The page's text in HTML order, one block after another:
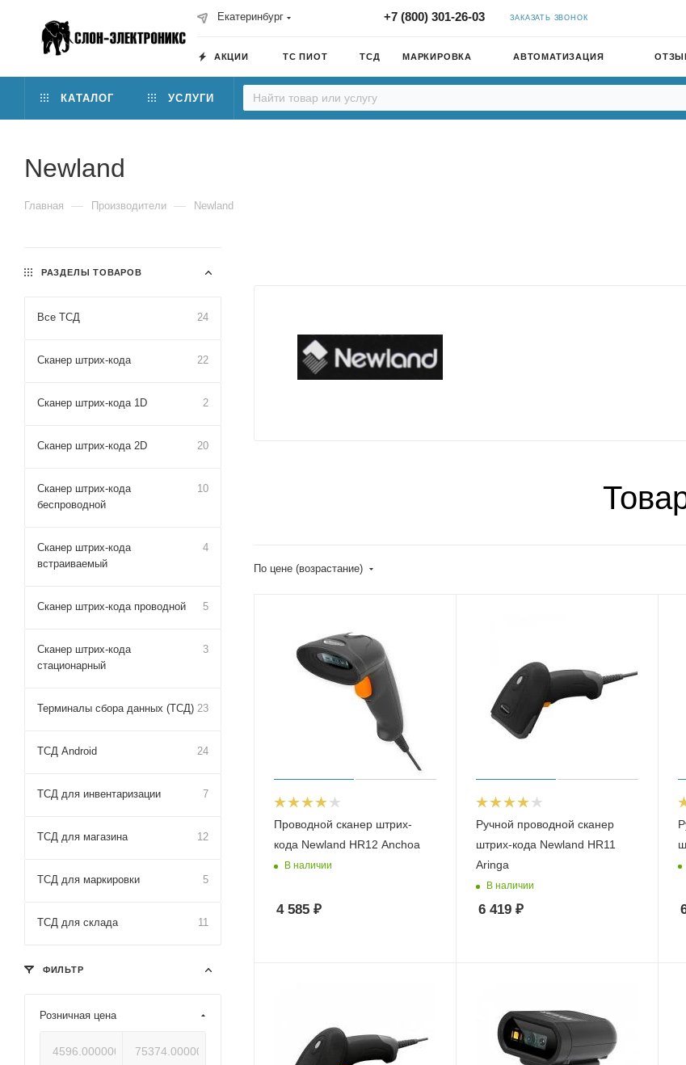
Екатеринбург +7 (800) 301-26-03 ЗАКАЗАТЬ ЗВОНОК
АКЦИИ ТС ПИОТ ТСД МАРКИРОВКА АВТОМАТИЗАЦИЯ
КАТАЛОГ УСЛУГИ
Newland
Главная — Производители — Newland
По цене (возрастание)
Проводной сканер штрих-
кода Newland HR12 Anchoa
В наличии
4 585 ₽
Ручной проводной сканер
штрих-кода Newland HR11
Aringa
В наличии
6 419₽
РАЗДЕЛЫ ТОВАРОВ
Все ТСД 24
Сканер штрих-кода 22
Сканер штрих-кода 1D 2
Сканер штрих-кода 2D 20
Сканер штрих-кода
беспроводной
10
Сканер штрих-кода
встраиваемый
4
Сканер штрих-кода проводной 5
Сканер штрих-кода
стационарный
3
Терминалы сбора данных (ТСД) 23
ТСД Android 24
ТСД для инвентаризации 7
ТСД для магазина 12
ТСД для маркировки 5
ТСД для склада 11
ФИЛЬТР
Розничная цена